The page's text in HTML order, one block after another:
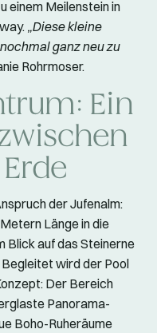
einem Meilenstein in
„Diese kleine
ganz neu zu
Rohrmoser.
Ein
der Jufenalm:
Länge in die
Blick auf das Steinerne
wird der Pool
Der Bereich
Panorama-
Boho-Ruheräume